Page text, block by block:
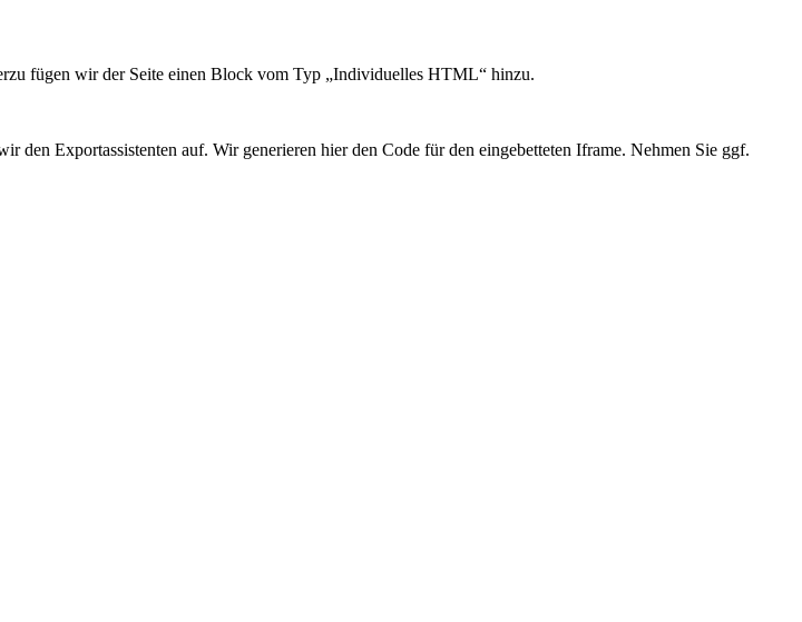
fügen wir der Seite einen Block vom Typ „Individuelles HTML“ hinzu.
Exportassistenten auf. Wir generieren hier den Code für den eingebetteten Iframe. Nehmen Sie ggf.